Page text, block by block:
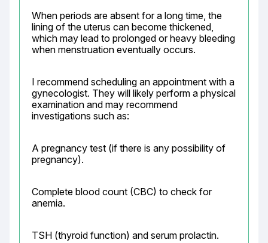
When periods are absent for a long time, the
lining of the uterus can become thickened,
which may lead to prolonged or heavy bleeding
when menstruation eventually occurs.
I recommend scheduling an appointment with a
gynecologist. They will likely perform a physical
examination and may recommend
investigations such as:
A pregnancy test (if there is any possibility of
pregnancy).
Complete blood count (CBC) to check for
anemia.
TSH (thyroid function) and serum prolactin.